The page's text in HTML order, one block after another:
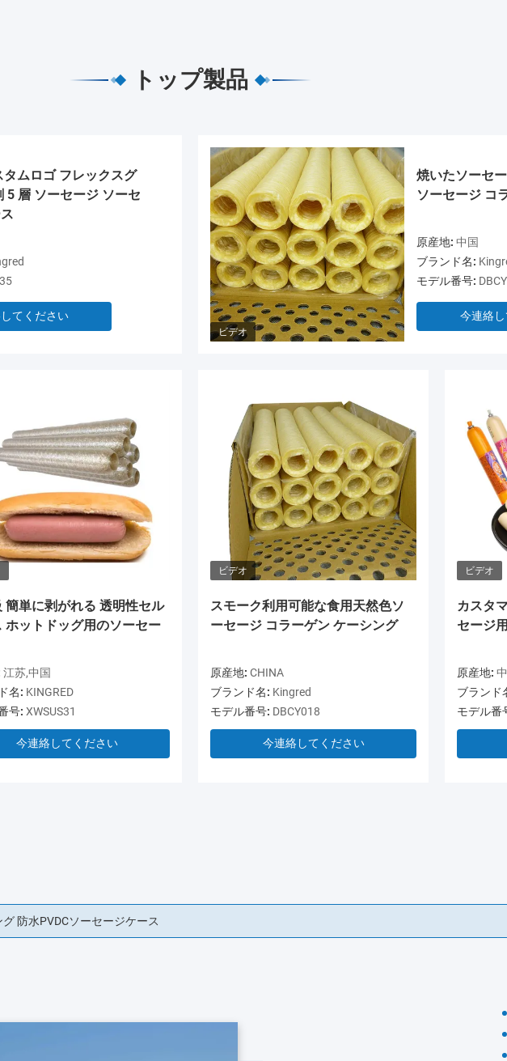
トップ製品
ムロゴ フレックスグ
5 層 ソーセージ ソーセ
てください
ビデオ
焼いたソーセ
ソーセージ コ
原産地: 中国
ブランド名:
モデル番号:
今連絡
簡単に剥がれる 透明性セル
ホットドッグ用のソーセー
江苏,中国
名: KINGRED
号: XWSUS31
今連絡してください
ビデオ
スモーク利用可能な食用天然色ソ
ーセージ コラーゲン ケーシング
原産地: CHINA
ブランド名: Kingred
モデル番号: DBCY018
今連絡してください
ビデオ
カスタ
セージ
原産地:
ブランド
モデル番
ージ用のプラスチックソーセージケース